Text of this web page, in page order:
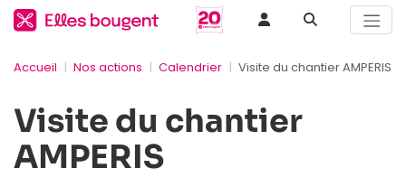
Accueil Nos actions Calendrier Visite du chantier AMPERIS
Visite du chantier
AMPERIS